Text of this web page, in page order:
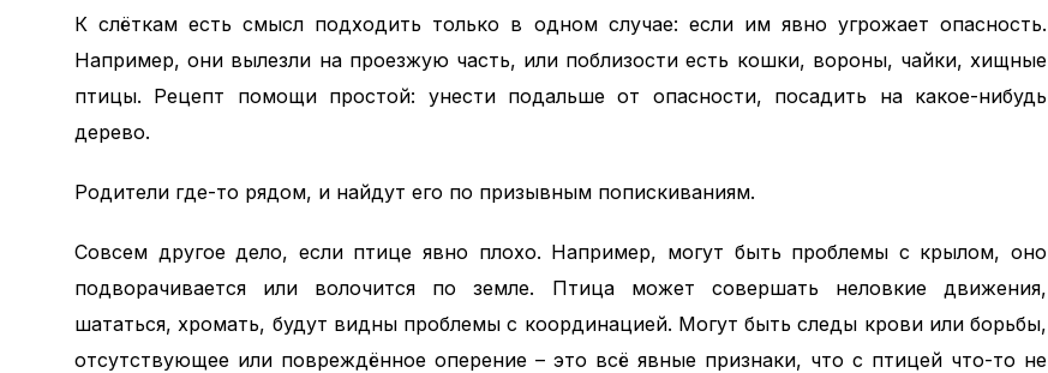
К слёткам есть смысл подходить только в одном случае: если им явно угрожает опасность.
Например, они вылезли на проезжую часть, или поблизости есть кошки, вороны, чайки, хищные
птицы. Рецепт помощи простой: унести подальше от опасности, посадить на какое-нибудь
дерево.
Родители где-то рядом, и найдут его по призывным попискиваниям.
Совсем другое дело, если птице явно плохо. Например, могут быть проблемы с крылом, оно
подворачивается или волочится по земле. Птица может совершать неловкие движения,
шататься, хромать, будут видны проблемы с координацией. Могут быть следы крови или борьбы,
отсутствующее или повреждённое оперение – это всё явные признаки, что с птицей что-то не